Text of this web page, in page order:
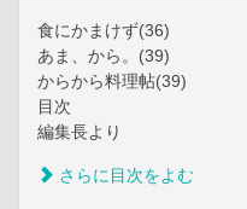
食にかまけず(36)
あま、から。(39)
からから料理帖(39)
目次
編集長より
さらに目次をよむ